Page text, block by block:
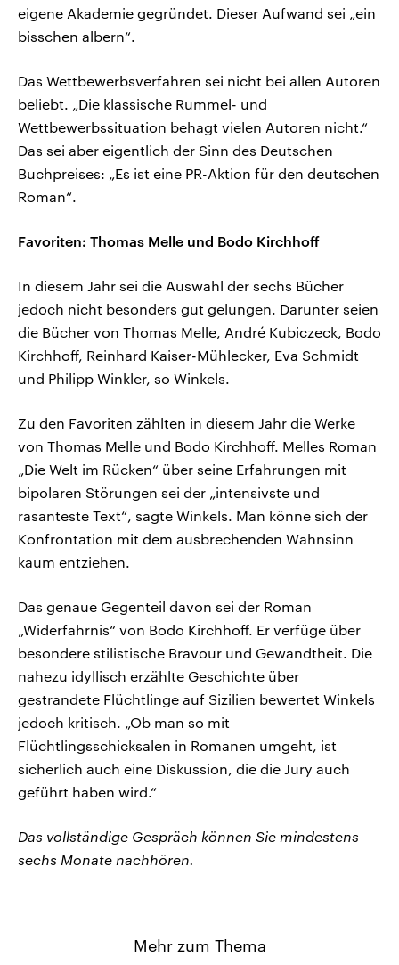
eigene Akademie gegründet. Dieser Aufwand sei „ein
bisschen albern“.
Das Wettbewerbsverfahren sei nicht bei allen Autoren
beliebt. „Die klassische Rummel- und
Wettbewerbssituation behagt vielen Autoren nicht.“
Das sei aber eigentlich der Sinn des Deutschen
Buchpreises: „Es ist eine PR-Aktion für den deutschen
Roman“.
Favoriten: Thomas Melle und Bodo Kirchhoff
In diesem Jahr sei die Auswahl der sechs Bücher
jedoch nicht besonders gut gelungen. Darunter seien
die Bücher von Thomas Melle, André Kubiczeck, Bodo
Kirchhoff, Reinhard Kaiser-Mühlecker, Eva Schmidt
und Philipp Winkler, so Winkels.
Zu den Favoriten zählten in diesem Jahr die Werke
von Thomas Melle und Bodo Kirchhoff. Melles Roman
„Die Welt im Rücken“ über seine Erfahrungen mit
bipolaren Störungen sei der „intensivste und
rasanteste Text“, sagte Winkels. Man könne sich der
Konfrontation mit dem ausbrechenden Wahnsinn
kaum entziehen.
Das genaue Gegenteil davon sei der Roman
„Widerfahrnis“ von Bodo Kirchhoff. Er verfüge über
besondere stilistische Bravour und Gewandtheit. Die
nahezu idyllisch erzählte Geschichte über
gestrandete Flüchtlinge auf Sizilien bewertet Winkels
jedoch kritisch. „Ob man so mit
Flüchtlingsschicksalen in Romanen umgeht, ist
sicherlich auch eine Diskussion, die die Jury auch
geführt haben wird.“
Das vollständige Gespräch können Sie mindestens
sechs Monate nachhören.
Mehr zum Thema